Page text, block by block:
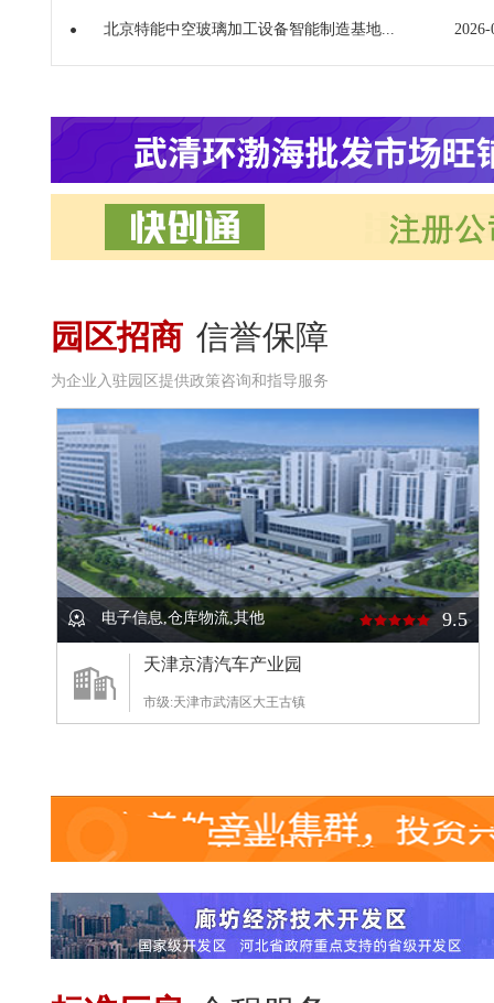
2026-
北京特能中空玻璃加工设备智能制造基地...
园区招商 信誉保障
为企业入驻园区提供政策咨询和指导服务
电子信息,仓库物流,其他 9.5
天津京清汽车产业园
市级:天津市武清区大王古镇